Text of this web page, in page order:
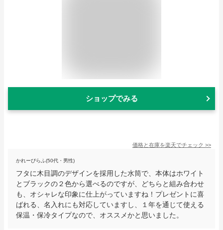
ショップでみる
価格と在庫を楽天でチェック >>
かれーぴらふ(50代・男性)
フタに木目調のデザインを採用した水筒で、本体はホワイト
とブラックの２色から選べるのですが、どちらと組み合わせ
も、オシャレな印象に仕上がっていますね！プレゼントに喜
ばれる、名入れにも対応していますし、１年を通じて使える
保温・保冷タイプなので、オススメかと思いました。